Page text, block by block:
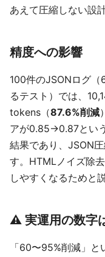
あえて圧縮しない設
精度への影響
100件のJSONログ（
るテスト）では、
tokens（87.6%削減
アが0.85→0.87とい
結果であり、JSON
す。HTMLノイズ除
しやすくなるためと
⚠️ 実運用の数字
「60〜95%削減」